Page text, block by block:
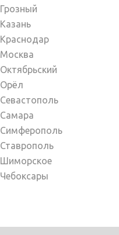
Грозный
Казань
Краснодар
Москва
Октябрьский
Орёл
Севастополь
Самара
Симферополь
Ставрополь
Шиморское
Чебоксары